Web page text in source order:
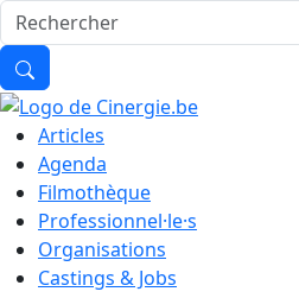
Articles
Agenda
Filmothèque
Professionnel·le·s
Organisations
Castings & Jobs